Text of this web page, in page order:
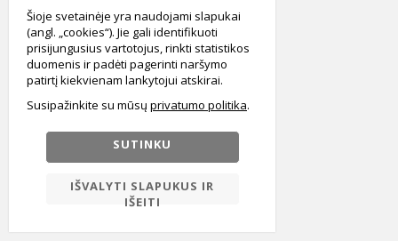
Šioje svetainėje yra naudojami slapukai
(angl. „cookies“). Jie gali identifikuoti
prisijungusius vartotojus, rinkti statistikos
duomenis ir padėti pagerinti naršymo
patirtį kiekvienam lankytojui atskirai.
Susipažinkite su mūsų privatumo politika
SUTINKU
IŠVALYTI SLAPUKUS IR
IŠEITI